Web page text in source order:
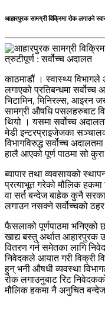
आहारपुरक सामग्री विक्रिमा रोक लगाउने
काठमाडौं । स्वास्थ्य विभागले
लगाएको प्रतिबन्धमा
भिटामिन, मिनिरल्स, आइरन
सामग्री औषधि पसलहरुबाट
थियो । यसमा सर्वोच्च
मेडी इन्टरप्राइजेजका
विभागविरुद्ध सर्वोच्च
हालै आएको पूर्ण पाठमा सो
ब्यापार तथा व्यवसायको
प्रत्याभूत गरेको मौलिक
वा सर्त बन्देज बाहेक कुनै
लगाउन नसक्ने सर्वोच्चको
फैसलाको पूर्णपाठमा भनिएको
खाद्य बस्तु अर्थात आहारपुरक
वितरण गर्न समेतका लागि
निवेदकले आयात गरी विक्री
हुन् भनी औषधी व्यवस्था
रोक लगाउनुबाट रिट
मौलिक हकमा नै अनुचित